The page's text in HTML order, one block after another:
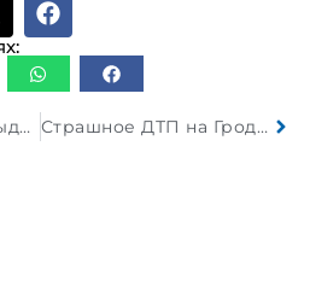
Житель Флориды выдавал себя за сотрудника полиции и был арестован после попытки остановить настоящую полицейскую машину Страшное ДТП на Гродненщине, где погибли двое несовершеннолетних